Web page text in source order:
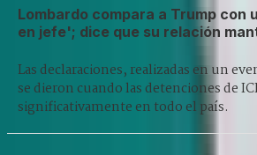
Lombardo compara a Trump con
en jefe'; dice que su relación
Las declaraciones, realizadas en un
se dieron cuando las detenciones de
significativamente en todo el país.